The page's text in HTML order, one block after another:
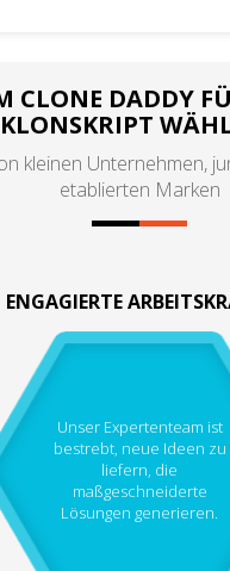
CLONE DADDY
KLONSKRIPT
kleinen Unternehmen,
etablierten Marken
ENGAGIERTE
Unser Expertenteam ist
bestrebt, neue Ideen zu
liefern, die
maßgeschneiderte
Lösungen generieren.